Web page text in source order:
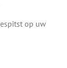
op uw